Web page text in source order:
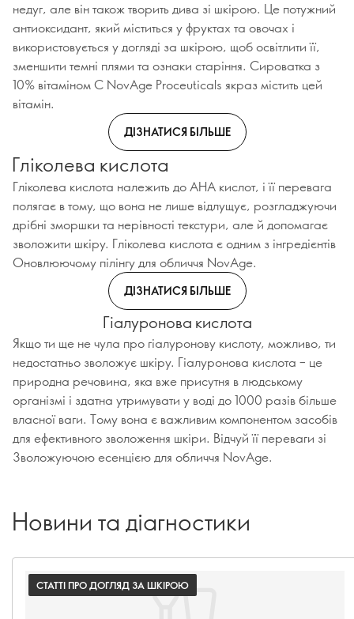
недуг, але він також творить дива зі шкірою. Це потужний
антиоксидант, який міститься у фруктах та овочах і
використовується у догляді за шкірою, щоб освітлити її,
зменшити темні плями та ознаки старіння. Сироватка з
10% вітаміном С NovAge Proceuticals якраз містить цей
вітамін.
ДІЗНАТИСЯ БІЛЬШЕ
Гліколева кислота
Гліколева кислота належить до АНА кислот, і її перевага
полягає в тому, що вона не лише відлущує, розгладжуючи
дрібні зморшки та нерівності текстури, але й допомагає
зволожити шкіру. Гліколева кислота є одним з інгредієнтів
Оновлюючому пілінгу для обличчя NovAge.
ДІЗНАТИСЯ БІЛЬШЕ
Гіалуронова кислота
Якщо ти ще не чула про гіалуронову кислоту, можливо, ти
недостатньо зволожує шкіру. Гіалуронова кислота – це
природна речовина, яка вже присутня в людському
організмі і здатна утримувати у воді до 1000 разів більше
власної ваги. Тому вона є важливим компонентом засобів
для ефективного зволоження шкіри. Відчуй її переваги зі
Зволожуючою есенцією для обличчя NovAge.
Новини та діагностики
СТАТТІ ПРО ДОГЛЯД ЗА ШКІРОЮ